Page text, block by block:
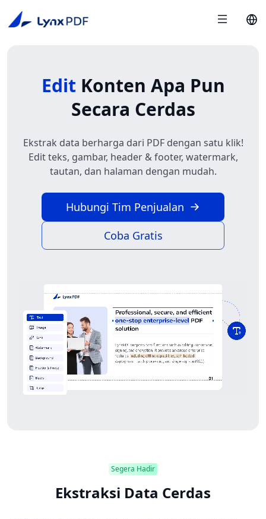
Edit Konten Apa Pun
Secara Cerdas
Ekstrak data berharga dari PDF dengan satu klik!
Edit teks, gambar, header & footer, watermark,
tautan, dan halaman dengan mudah.
Hubungi Tim Penjualan
Coba Gratis
Segera Hadir
Ekstraksi Data Cerdas